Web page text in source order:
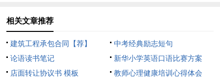
相关文章推荐
建筑工程承包合同【荐】
中考经典励志短句
论语读书笔记
新华小学英语口语比赛方案
店面转让协议书 模板
教师心理健康培训心得体会